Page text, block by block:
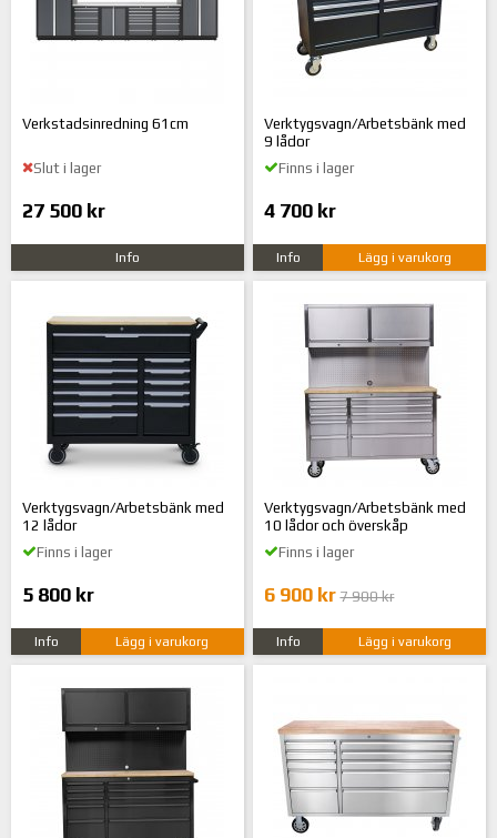
Verkstadsinredning 61cm
Slut i lager
27 500 kr
Info
Verktygsvagn/Arbetsbänk med
9 lådor
Finns i lager
4 700 kr
Info Lägg i varukorg
Verktygsvagn/Arbetsbänk med
12 lådor
Finns i lager
5 800 kr
Info Lägg i varukorg
Verktygsvagn/Arbetsbänk med
10 lådor och överskåp
Finns i lager
6 900 kr 7 900 kr
Info Lägg i varukorg